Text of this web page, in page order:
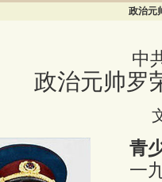
政治元
中
政治元帅罗
青
一九